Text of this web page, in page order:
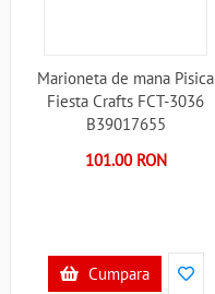
Marioneta de mana Pisica
Fiesta Crafts FCT-3036
B39017655
101.00 RON
Cumpara